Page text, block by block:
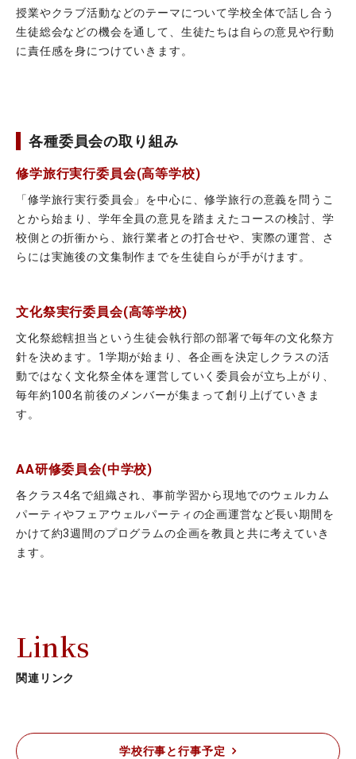
授業やクラブ活動などのテーマについて学校全体で話し合う
生徒総会などの機会を通して、生徒たちは自らの意見や行動
に責任感を身につけていきます。
各種委員会の取り組み
修学旅行実行委員会(高等学校)
「修学旅行実行委員会」を中心に、修学旅行の意義を問うこ
とから始まり、学年全員の意見を踏まえたコースの検討、学
校側との折衝から、旅行業者との打合せや、実際の運営、さ
らには実施後の文集制作までを生徒自らが手がけます。
文化祭実行委員会(高等学校)
文化祭総轄担当という生徒会執行部の部署で毎年の文化祭方
針を決めます。1学期が始まり、各企画を決定しクラスの活
動ではなく文化祭全体を運営していく委員会が立ち上がり、
毎年約100名前後のメンバーが集まって創り上げていきま
す。
AA研修委員会(中学校)
各クラス4名で組織され、事前学習から現地でのウェルカム
パーティやフェアウェルパーティの企画運営など長い期間を
かけて約3週間のプログラムの企画を教員と共に考えていき
ます。
Links
関連リンク
学校⾏事と⾏事予定